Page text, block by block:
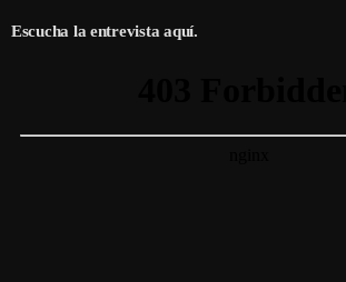
Escucha la entrevista aquí.